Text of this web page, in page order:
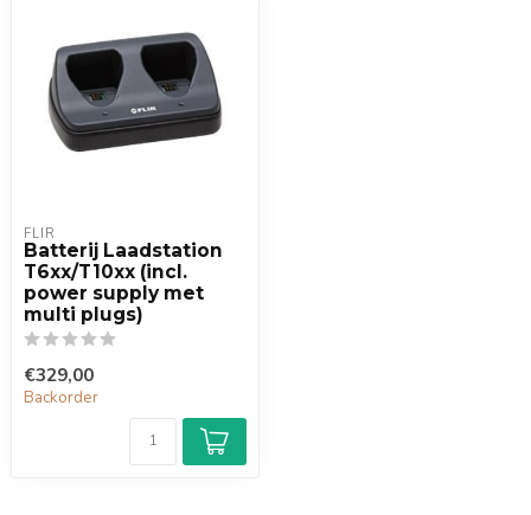
FLIR
Batterij Laadstation
T6xx/T10xx (incl.
power supply met
multi plugs)
€329,00
Backorder